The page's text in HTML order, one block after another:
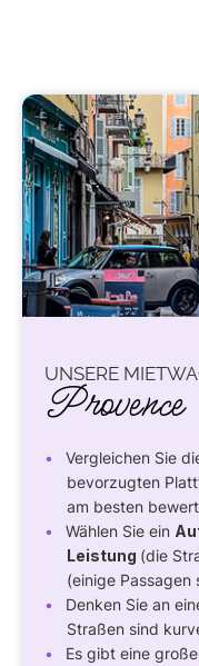
UNSERE
Provence
Vergleichen Sie
bevorzugten
am besten
Wählen Sie ein
Leistung (die
(einige Passagen
Denken Sie an
Straßen sind
Es gibt eine